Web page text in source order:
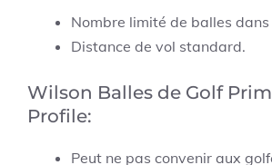
Nombre limité de balles dans
Distance de vol standard.
Wilson Balles de Golf
Profile:
Peut ne pas convenir aux